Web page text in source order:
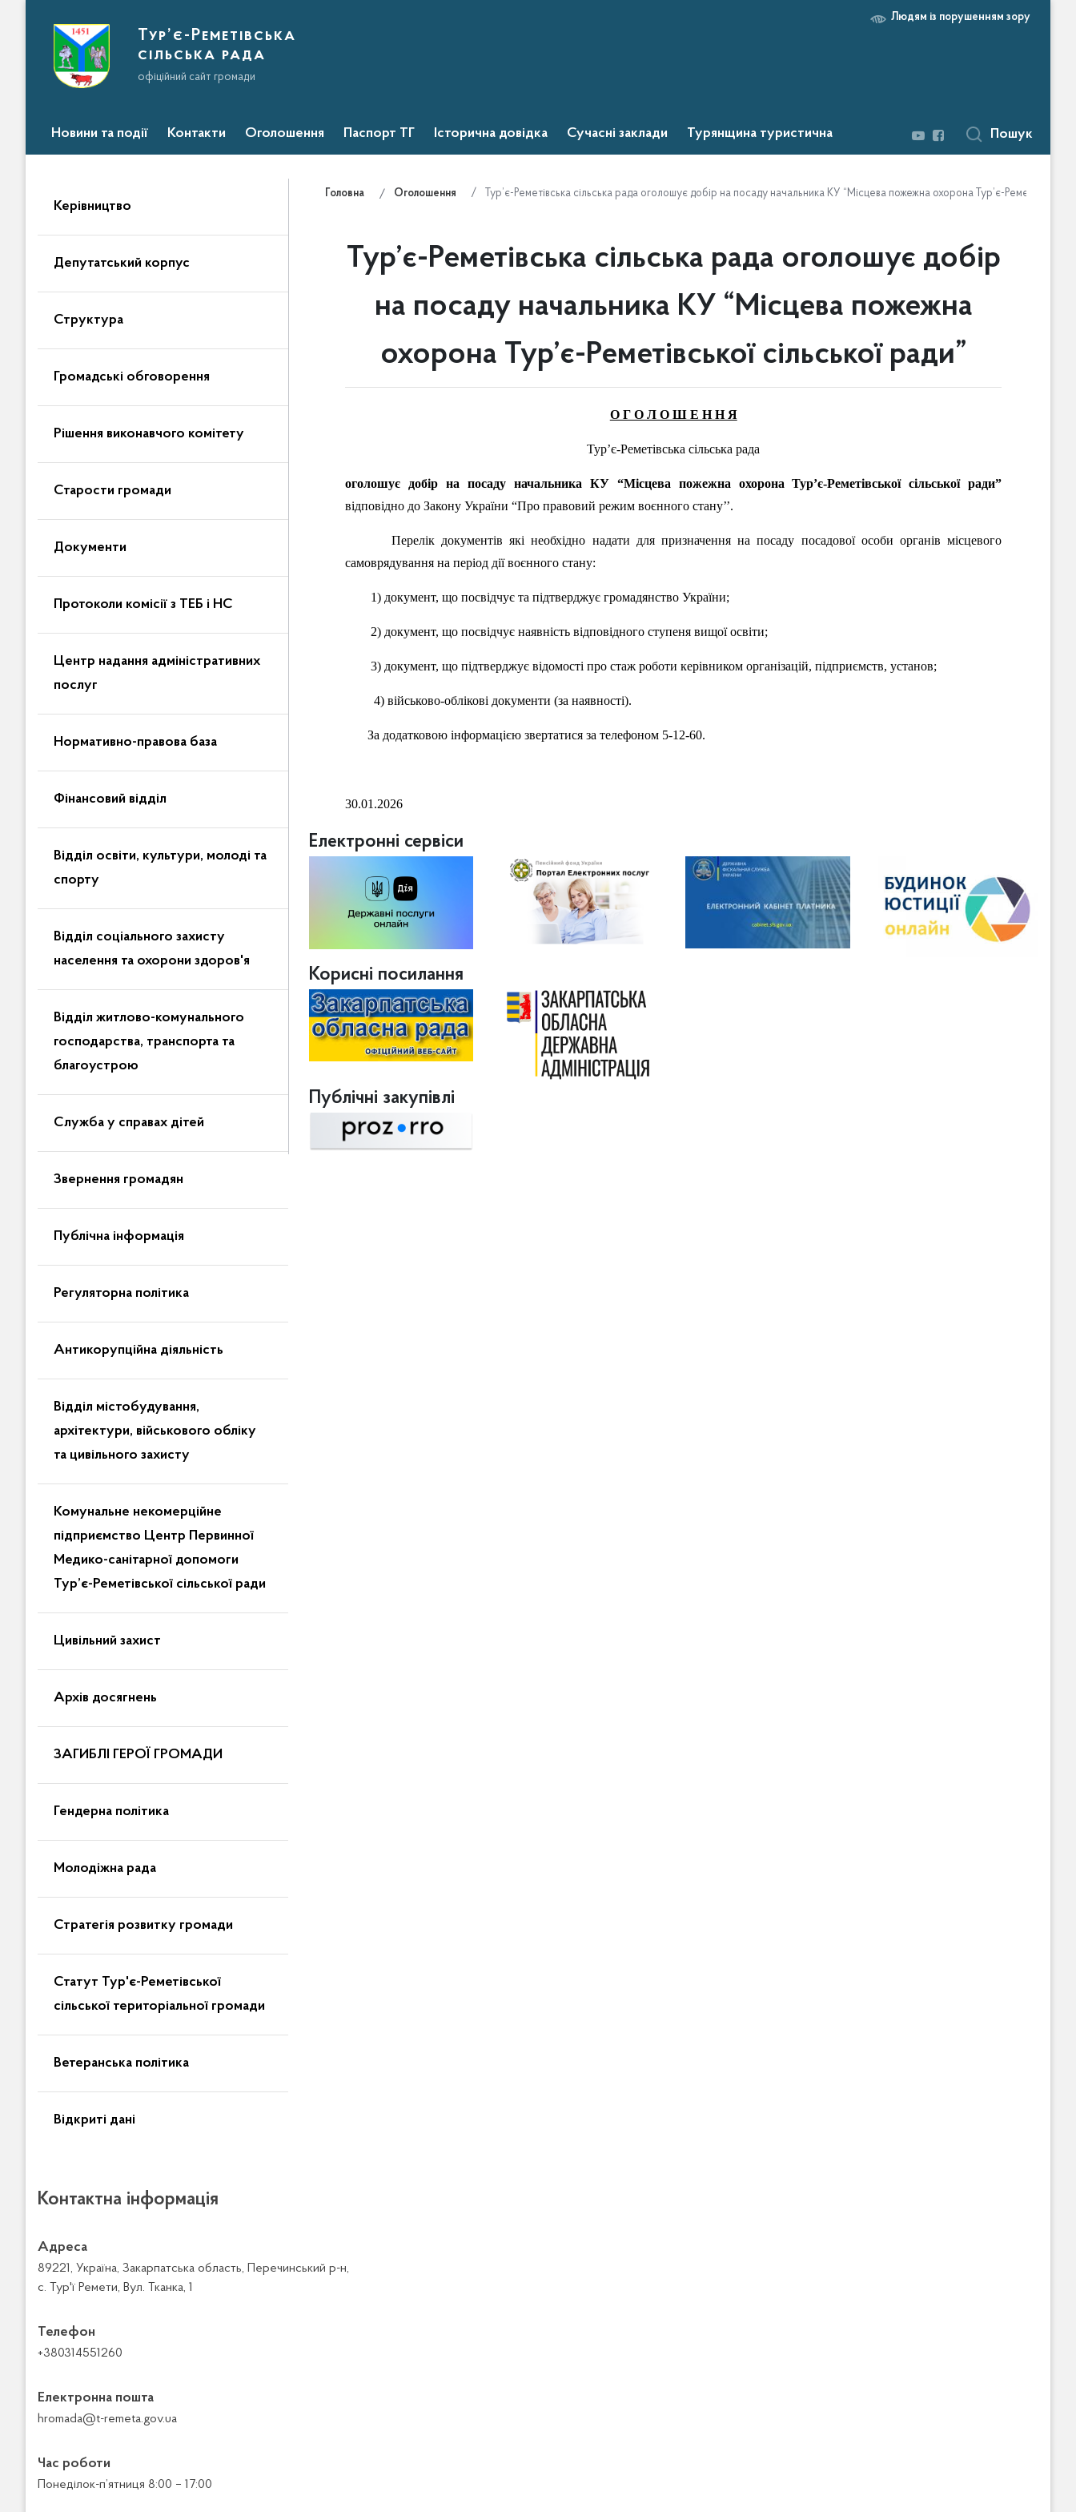
Тур’є-Реметівська
сільська рада
офіційний сайт громади
Людям із порушенням зору
Новини та події Контакти Оголошення Паспорт ТГ Історична довідка Сучасні заклади Турянщина туристична Пошук
Керівництво
Депутатський корпус
Структура
Громадські обговорення
Рішення виконавчого комітету
Старости громади
Документи
Протоколи комісії з ТЕБ і НС
Центр надання адміністративних
послуг
Нормативно-правова база
Фінансовий відділ
Відділ освіти, культури, молоді та
спорту
Відділ соціального захисту
населення та охорони здоров'я
Відділ житлово-комунального
господарства, транспорта та
благоустрою
Служба у справах дітей
Звернення громадян
Публічна інформація
Регуляторна політика
Антикорупційна діяльність
Відділ містобудування,
архітектури, військового обліку
та цивільного захисту
Комунальне некомерційне
підприємство Центр Первинної
Медико-санітарної допомоги
Тур’є-Реметівської сільської ради
Цивільний захист
Архів досягнень
ЗАГИБЛІ ГЕРОЇ ГРОМАДИ
Гендерна політика
Молодіжна рада
Стратегія розвитку громади
Статут Тур'є-Реметівської
сільської територіальної громади
Ветеранська політика
Відкриті дані
Головна Оголошення Тур’є-Реметівська сільська рада оголошує добір на посаду начальника КУ “Місцева пожежна охорона Тур’є-Реметівської
Тур’є-Реметівська сільська рада оголошує добір
на посаду начальника КУ “Місцева пожежна
охорона Тур’є-Реметівської сільської ради”
О Г О Л О Ш Е Н Н Я
Тур’є-Реметівська сільська рада
оголошує добір на посаду начальника КУ “Місцева пожежна охорона Тур’є-Реметівської сільської ради”
відповідно до Закону України “Про правовий режим воєнного стану’’.
Перелік документів які необхідно надати для призначення на посаду посадової особи органів місцевого
самоврядування на період дії воєнного стану:
1) документ, що посвідчує та підтверджує громадянство України;
2) документ, що посвідчує наявність відповідного ступеня вищої освіти;
3) документ, що підтверджує відомості про стаж роботи керівником організацій, підприємств, установ;
4) військово-облікові документи (за наявності).
За додатковою інформацією звертатися за телефоном 5-12-60.
30.01.2026
Електронні сервіси
Корисні посилання
Публічні закупівлі
Контактна інформація
Адреса
89221, Україна, Закарпатська область, Перечинський р-н,
с. Тур'ї Ремети, Вул. Тканка, 1
Телефон
+380314551260
Електронна пошта
hromada@t-remeta.gov.ua
Час роботи
Понеділок-п’ятниця 8:00 – 17:00